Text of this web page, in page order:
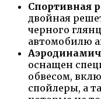
Спортивная
двойная
черного
автомобилю
оснащен
обвесом,
спойлеры, а